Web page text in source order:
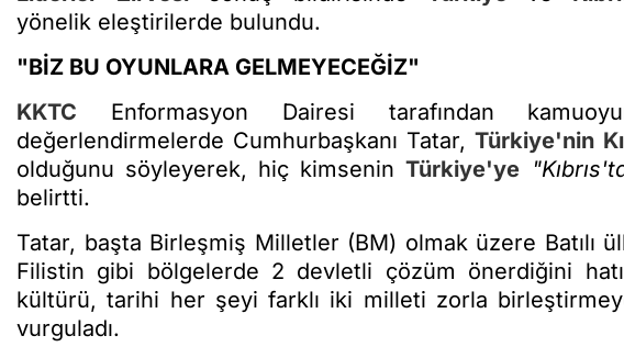
yönelik eleştirilerde bulundu.
"BİZ BU OYUNLARA GELMEYECEĞİZ"
KKTC Enformasyon Dairesi tarafından
değerlendirmelerde Cumhurbaşkanı Tatar, Türkiye'nin
olduğunu söyleyerek, hiç kimseninTürkiye'ye
belirtti.
Tatar, başta Birleşmiş Milletler (BM) olmak üzere Batılı
Filistin gibi bölgelerde 2 devletli çözüm önerdiğini
kültürü, tarihi her şeyi farklı iki milleti zorla
vurguladı.